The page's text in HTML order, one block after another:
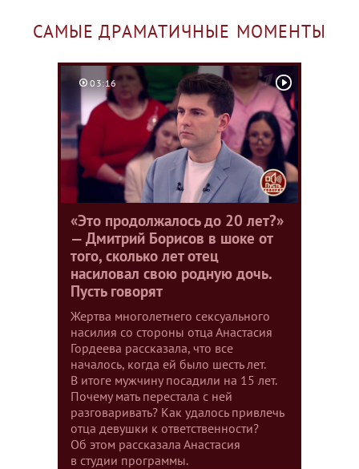
САМЫЕ ДРАМАТИЧНЫЕ МОМЕНТЫ
03:16
«Это продолжалось до 20 лет?»
— Дмитрий Борисов в шоке от
того, сколько лет отец
насиловал свою родную дочь.
Пусть говорят
Жертва многолетнего сексуального
насилия со стороны отца Анастасия
Гордеева рассказала, что все
началось, когда ей было шесть лет.
В итоге мужчину посадили на 15 лет.
Почему мать перестала с ней
разговаривать? Как удалось привлечь
отца девушки к ответственности?
Об этом рассказала Анастасия
в студии программы.